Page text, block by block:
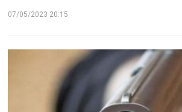
07/05/2023 20:15